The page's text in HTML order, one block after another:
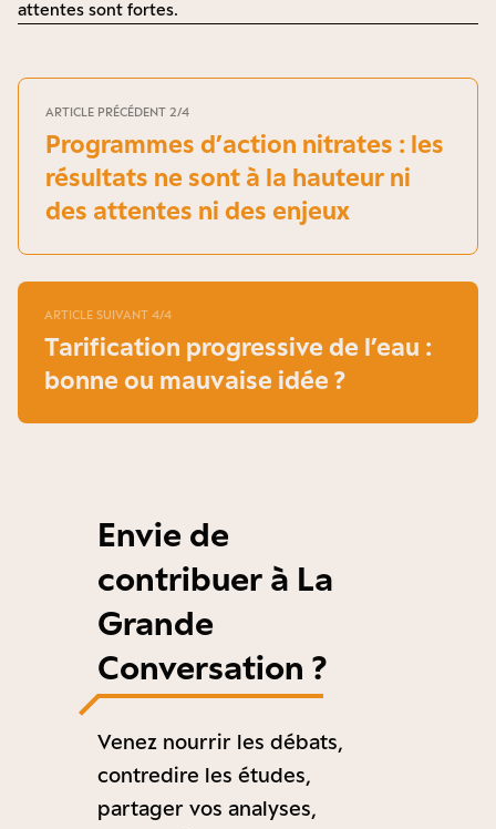
attentes sont fortes.
ARTICLE PRÉCÉDENT 2/4
Programmes d’action nitrates : les
résultats ne sont à la hauteur ni
des attentes ni des enjeux
ARTICLE SUIVANT 4/4
Tarification progressive de l’eau :
bonne ou mauvaise idée ?
Envie de
contribuer à La
Grande
Conversation ?
Venez nourrir les débats,
contredire les études,
partager vos analyses,